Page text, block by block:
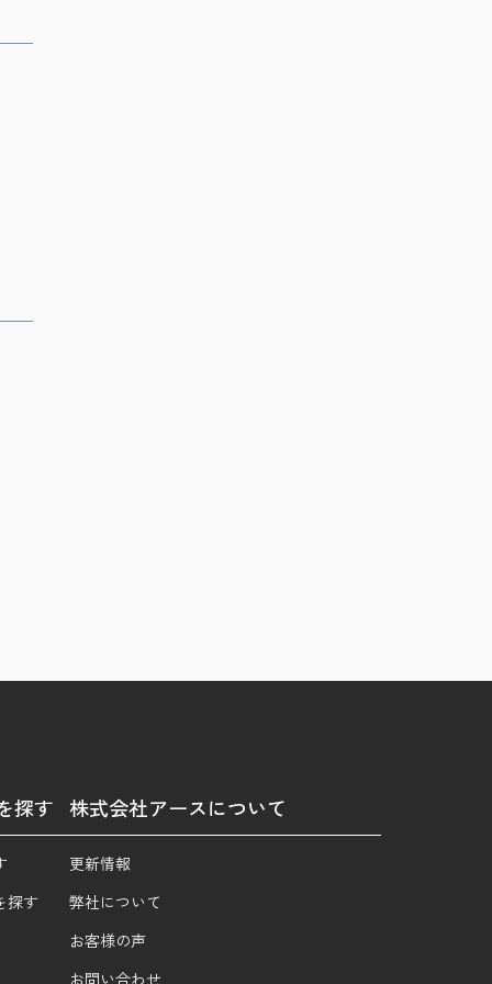
探す
探す
株式会社アースについて
更新情報
弊社について
お客様の声
お問い合わせ